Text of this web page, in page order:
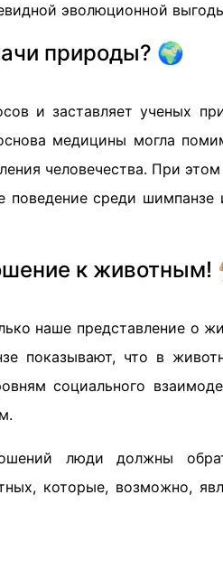
эволюционной
природы? 🌍
и заставляет ученых
медицины могла
человечества. При этом
поведение среди шимпанзе
к животным!
наше представление о
показывают, что в
социального
люди должны
которые, возможно,